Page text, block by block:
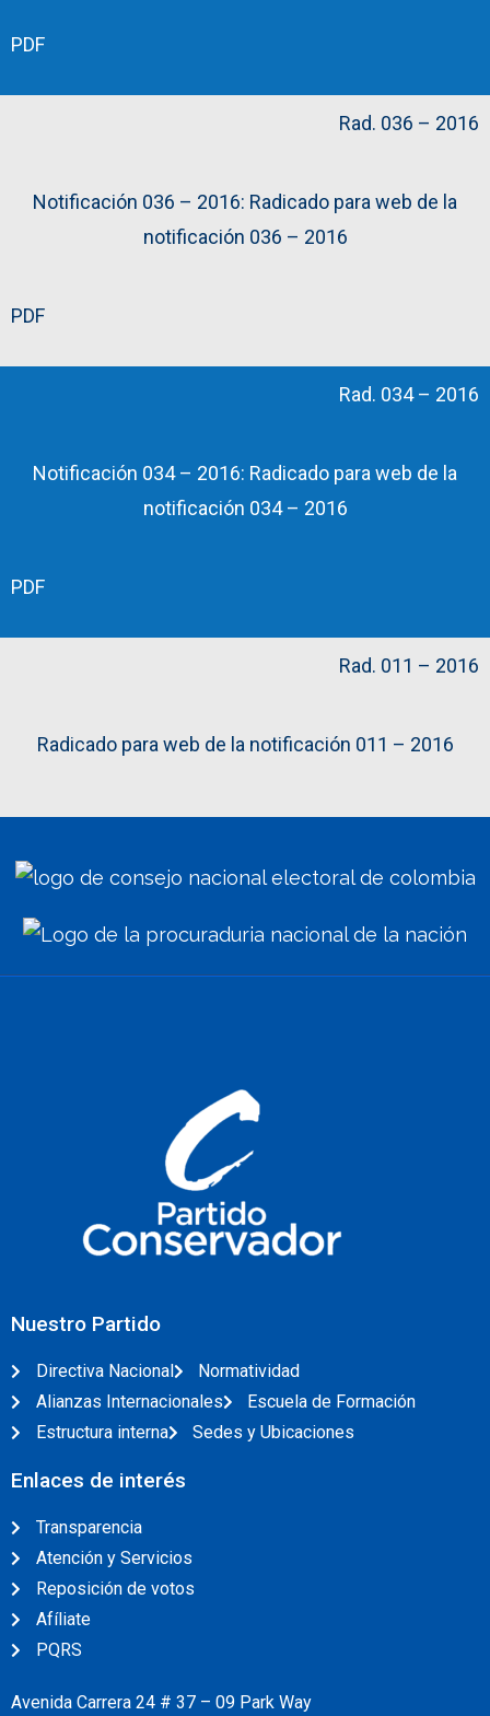
PDF
Rad. 036 – 2016
Notificación 036 – 2016: Radicado para web de la
notificación 036 – 2016
PDF
Rad. 034 – 2016
Notificación 034 – 2016: Radicado para web de la
notificación 034 – 2016
PDF
Rad. 011 – 2016
Radicado para web de la notificación 011 – 2016
Nuestro Partido
Directiva Nacional
Normatividad
Alianzas Internacionales
Escuela de Formación
Estructura interna
Sedes y Ubicaciones
Enlaces de interés
Transparencia
Atención y Servicios
Reposición de votos
Afíliate
PQRS
Avenida Carrera 24 # 37 – 09 Park Way